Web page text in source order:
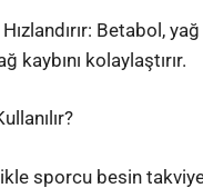
Betabol, yağ
kaybını kolaylaştırır.
sporcu besin